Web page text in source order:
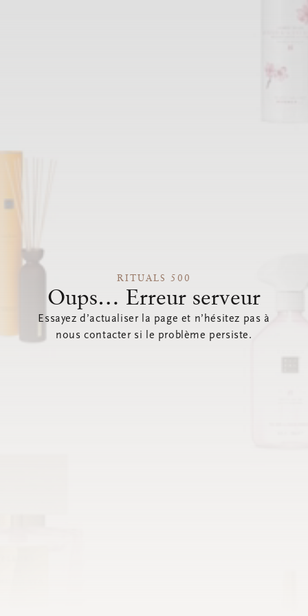
RITUALS 500
Oups… Erreur serveur
Essayez d’actualiser la page et n’hésitez pas à
nous contacter si le problème persiste.